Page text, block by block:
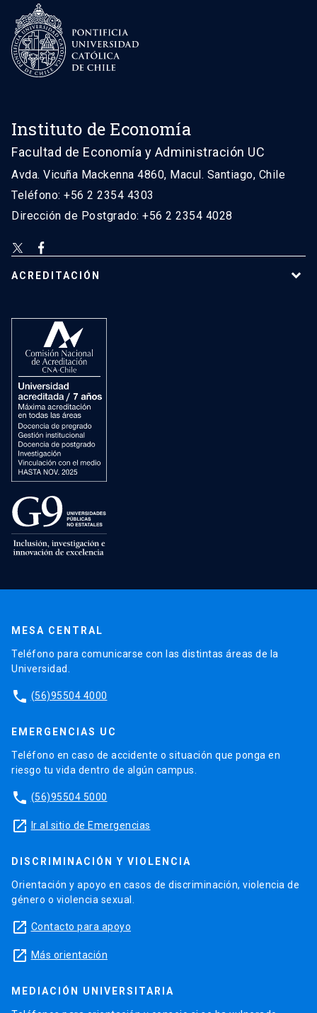
Instituto de Economía
Facultad de Economía y Administración UC
Avda. Vicuña Mackenna 4860, Macul. Santiago, Chile
Teléfono: +56 2 2354 4303
Dirección de Postgrado: +56 2 2354 4028
ACREDITACIÓN
MESA CENTRAL
Teléfono para comunicarse con las distintas áreas de la
Universidad.
phone (56)95504 4000
EMERGENCIAS UC
Teléfono en caso de accidente o situación que ponga en
riesgo tu vida dentro de algún campus.
phone (56)95504 5000
launch Ir al sitio de Emergencias
DISCRIMINACIÓN Y VIOLENCIA
Orientación y apoyo en casos de discriminación, violencia de
género o violencia sexual.
launch Contacto para apoyo
launch Más orientación
MEDIACIÓN UNIVERSITARIA